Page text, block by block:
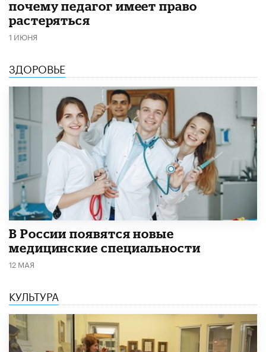
почему педагог имеет право
растеряться
1 ИЮНЯ
ЗДОРОВЬЕ
В России появятся новые
медицинские специальности
12 МАЯ
КУЛЬТУРА